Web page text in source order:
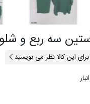
سه ربع و شلوار
برای این کالا نظر می نویسید